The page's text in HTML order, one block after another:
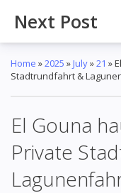
Next Post
Home »2025 »July»21 »
Stadtrundfahrt &
El Gouna
Private